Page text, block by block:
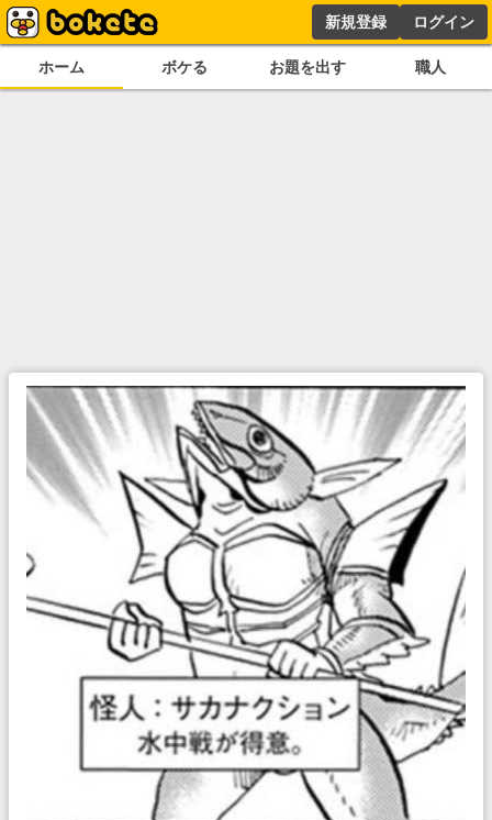
新規登録 ログイン
ホーム ボケる お題を出す 職人